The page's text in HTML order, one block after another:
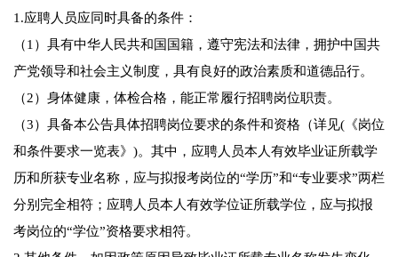
1.应聘人员应同时具备的条件：
（1）具有中华人民共和国国籍，遵守宪法和法律，拥护中国共
产党领导和社会主义制度，具有良好的政治素质和道德品行。
（2）身体健康，体检合格，能正常履行招聘岗位职责。
（3）具备本公告具体招聘岗位要求的条件和资格（详见(《岗位
和条件要求一览表》)。其中，应聘人员本人有效毕业证所载学
历和所获专业名称，应与拟报考岗位的“学历”和“专业要求”两栏
分别完全相符；应聘人员本人有效学位证所载学位，应与拟报
考岗位的“学位”资格要求相符。